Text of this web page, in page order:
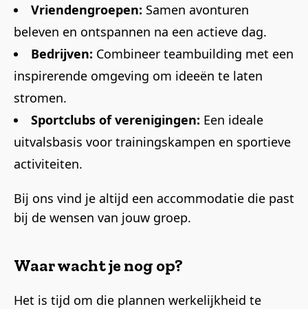
Vriendengroepen: Samen avonturen
beleven en ontspannen na een actieve dag.
Bedrijven: Combineer teambuilding met een
inspirerende omgeving om ideeën te laten
stromen.
Sportclubs of verenigingen: Een ideale
uitvalsbasis voor trainingskampen en sportieve
activiteiten.
Bij ons vind je altijd een accommodatie die past
bij de wensen van jouw groep.
Waar wacht je nog op?
Het is tijd om die plannen werkelijkheid te